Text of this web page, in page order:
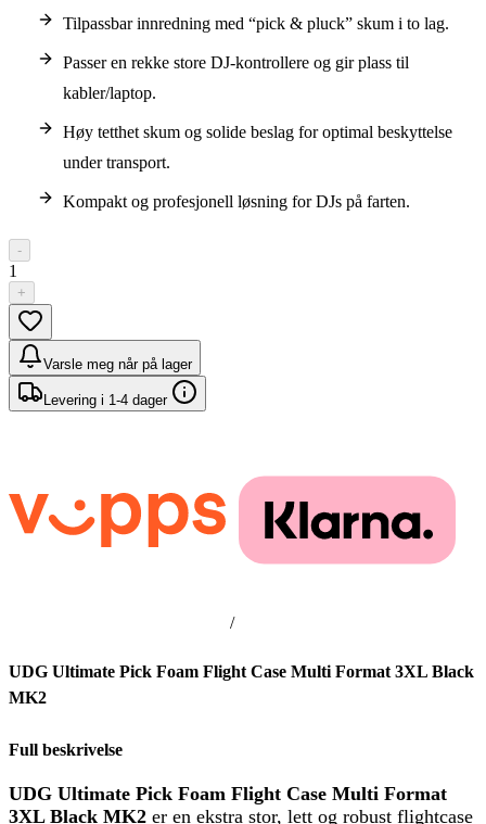
Tilpassbar innredning med “pick & pluck” skum i to lag.
Passer en rekke store DJ-kontrollere og gir plass til
kabler/laptop.
Høy tetthet skum og solide beslag for optimal beskyttelse
under transport.
Kompakt og profesjonell løsning for DJs på farten.
-
1
+
Varsle meg når på lager
Levering i 1-4 dager
/
UDG Ultimate Pick Foam Flight Case Multi Format 3XL Black
MK2
Full beskrivelse
UDG Ultimate Pick Foam Flight Case Multi Format
3XL Black MK2 er en ekstra stor, lett og robust flightcase